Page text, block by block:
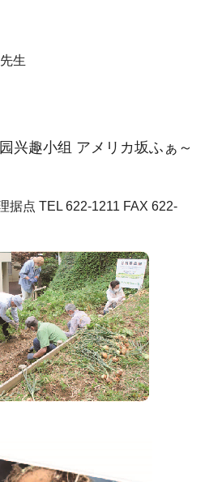
生
兴趣小组 アメリカ坂ふぁ～
据点 TEL 622-1211 FAX 622-